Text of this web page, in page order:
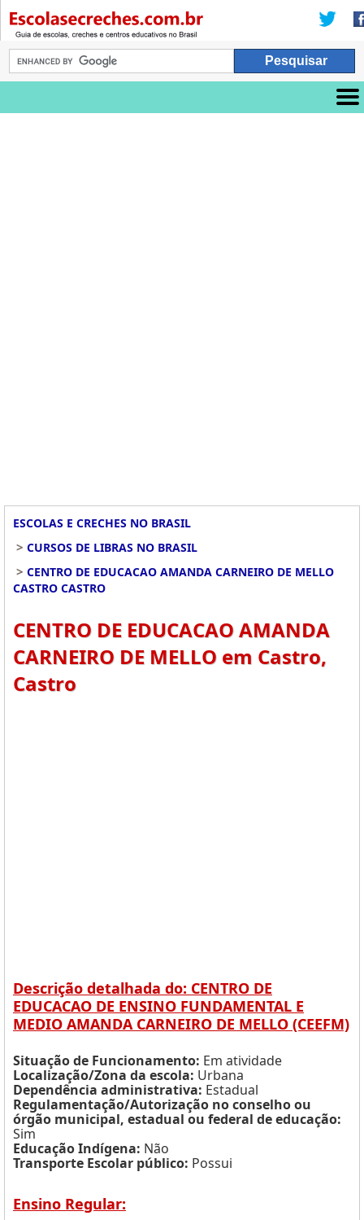
ESCOLAS E CRECHES NO BRASIL
> CURSOS DE LIBRAS NO BRASIL
> CENTRO DE EDUCACAO AMANDA CARNEIRO DE MELLO
CASTRO CASTRO
CENTRO DE EDUCACAO AMANDA
CARNEIRO DE MELLO em Castro,
Castro
Descrição detalhada do: CENTRO DE
EDUCACAO DE ENSINO FUNDAMENTAL E
MEDIO AMANDA CARNEIRO DE MELLO (CEEFM)
Situação de Funcionamento: Em atividade
Localização/Zona da escola: Urbana
Dependência administrativa: Estadual
Regulamentação/Autorização no conselho ou
órgão municipal, estadual ou federal de educação:
Sim
Educação Indígena: Não
Transporte Escolar público: Possui
Ensino Regular: